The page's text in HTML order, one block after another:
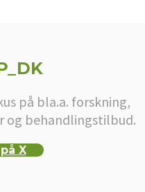
på bla.a. forskning,
og behandlingstilbud.
X